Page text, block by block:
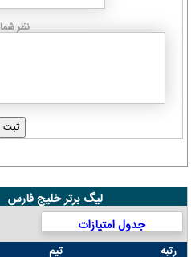
نظر شما
لیگ برتر خلیج فارس
جدول امتیازات
رتبه تیم